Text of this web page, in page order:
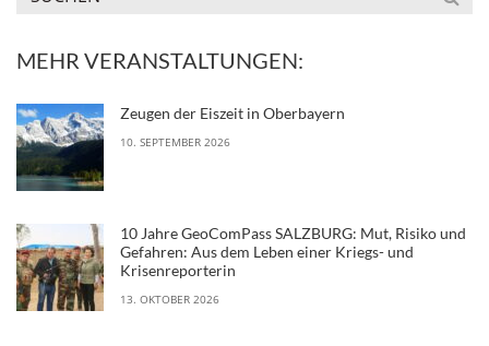
MEHR VERANSTALTUNGEN:
Zeugen der Eiszeit in Oberbayern
10. SEPTEMBER 2026
10 Jahre GeoComPass SALZBURG: Mut, Risiko und
Gefahren: Aus dem Leben einer Kriegs- und
Krisenreporterin
13. OKTOBER 2026